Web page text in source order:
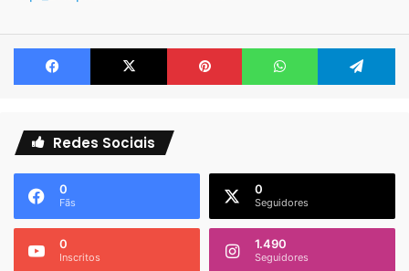
Facebook X Pinterest WhatsApp
Redes Sociais
0
Fãs
0
Seguidores
0
Inscritos
1.490
Seguidores